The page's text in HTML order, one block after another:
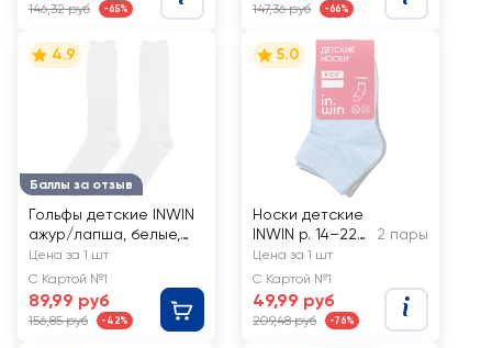
146,32 руб -65% 147,36 руб -66%
Баллы за отзыв
4.9
Гольфы детские INWIN
ажур/лапша, белые,
Арт. 761/762
Цена за 1 шт
С Картой №1
89,99 руб
156,85 руб -42%
5.0
Носки детские
INWIN р. 14–22
низкая посадка,
голубые, серый
меланж, Арт.
BKSU-02-GB
2 пары
Цена за 1 шт
С Картой №1
49,99 руб
209,48 руб -76%